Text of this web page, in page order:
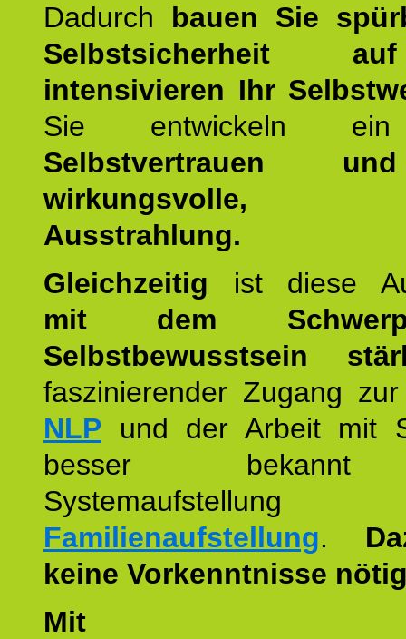
Dadurch bauen Sie
Selbstsicherheit
intensivieren Ihr
Sie entwickeln ein
Selbstvertrauen
wirkungsvolle,
Ausstrahlung.
Gleichzeitig ist diese
mit dem
Selbstbewusstsein
faszinierender Zugang
NLP und der Arbeit mit
besser
Familienaufstellung.
keine Vorkenntnisse
Mit